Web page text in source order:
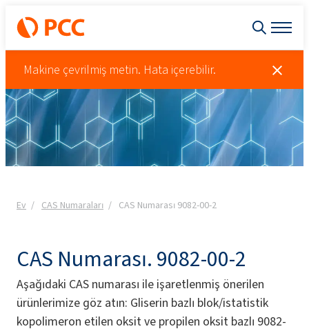
Makine çevrilmiş metin. Hata içerebilir.
Ev CAS Numaraları CAS Numarası 9082-00-2
CAS Numarası. 9082-00-2
Aşağıdaki CAS numarası ile işaretlenmiş önerilen
ürünlerimize göz atın: Gliserin bazlı blok/istatistik
kopolimeron etilen oksit ve propilen oksit bazlı 9082-